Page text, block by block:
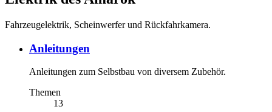
Fahrzeugelektrik, Scheinwerfer und Rückfahrkamera.
Anleitungen
Anleitungen zum Selbstbau von diversem Zubehör.
Themen
13